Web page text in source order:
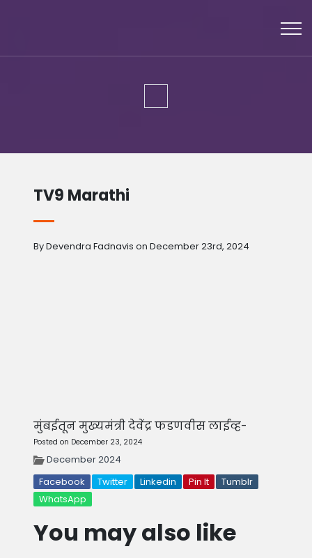
TV9 Marathi
By Devendra Fadnavis on December 23rd, 2024
मुंबईतून मुख्यमंत्री देवेंद्र फडणवीस लाईव्ह-
Posted on December 23, 2024
December 2024
Facebook
Twitter Linkedin Pin It
Tumblr
WhatsApp
You may also like